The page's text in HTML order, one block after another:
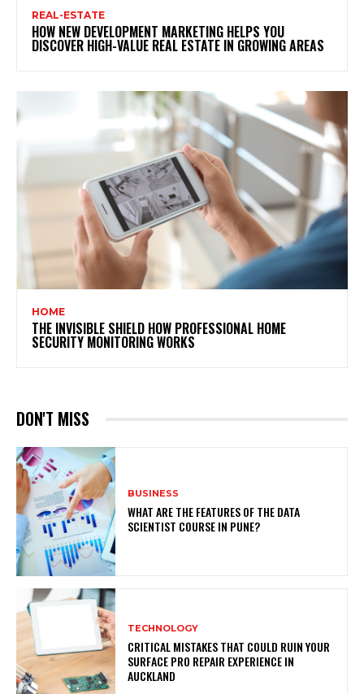
REAL-ESTATE
HOW NEW DEVELOPMENT MARKETING HELPS YOU
DISCOVER HIGH-VALUE REAL ESTATE IN GROWING AREAS
HOME
THE INVISIBLE SHIELD HOW PROFESSIONAL HOME
SECURITY MONITORING WORKS
DON'T MISS
BUSINESS
WHAT ARE THE FEATURES OF THE DATA
SCIENTIST COURSE IN PUNE?
TECHNOLOGY
CRITICAL MISTAKES THAT COULD RUIN YOUR
SURFACE PRO REPAIR EXPERIENCE IN
AUCKLAND